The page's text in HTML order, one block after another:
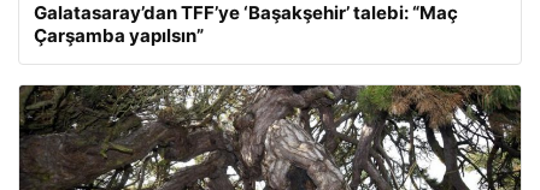
Galatasaray’dan TFF’ye ‘Başakşehir’ talebi: “Maç
Çarşamba yapılsın”